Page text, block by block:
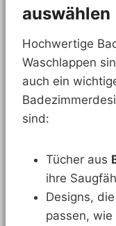
auswählen
Hochwertige
Waschlappen
auch ein
sind:
Tücher aus
ihre
Designs,
passen,